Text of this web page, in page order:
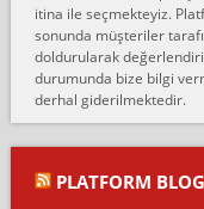
fiyatın mazoto gele...
Fatih kokmese:
Diyarbakır dan eşyamı
Son anda fiyat artırdılar..
Ali:
itina ile seçmekteyiz.
sonunda müşteriler
doldurularak
durumunda bize bilgi
derhal giderilmektedir.
PLATFORM BLOG